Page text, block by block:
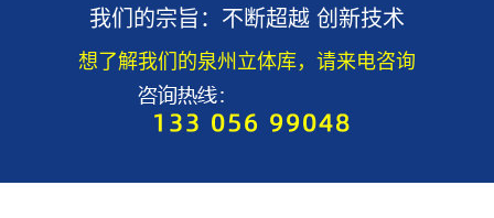
我们的宗旨：不断超越 创新技术
想了解我们的泉州立体库，请来电咨询